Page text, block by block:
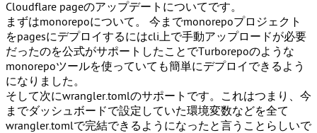
Cloudflare pageのアップデートについてです。
まずはmonorepoについて。 今までmonorepoプロジェクト
をpagesにデプロイするにはcli上で手動アップロードが必要
だったのを公式がサポートしたことでTurborepoのような
monorepoツールを使っていても簡単にデプロイできるよう
になりました。
そして次にwrangler.tomlのサポートです。これはつまり、今
までダッシュボードで設定していた環境変数などを全て
wrangler.tomlで完結できるようになったと言うことらしいで